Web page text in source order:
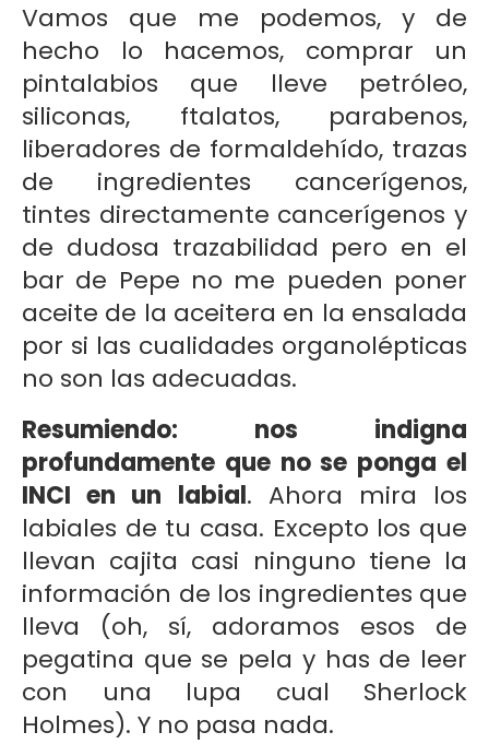
Vamos que me podemos, y de
hecho lo hacemos, comprar un
pintalabios que lleve petróleo,
siliconas, ftalatos, parabenos,
liberadores de formaldehído, trazas
de ingredientes cancerígenos,
tintes directamente cancerígenos y
de dudosa trazabilidad pero en el
bar de Pepe no me pueden poner
aceite de la aceitera en la ensalada
por si las cualidades organolépticas
no son las adecuadas.
Resumiendo: nos indigna
profundamente que no se ponga el
INCI en un labial. Ahora mira los
labiales de tu casa. Excepto los que
llevan cajita casi ninguno tiene la
información de los ingredientes que
lleva (oh, sí, adoramos esos de
pegatina que se pela y has de leer
con una lupa cual Sherlock
Holmes). Y no pasa nada.